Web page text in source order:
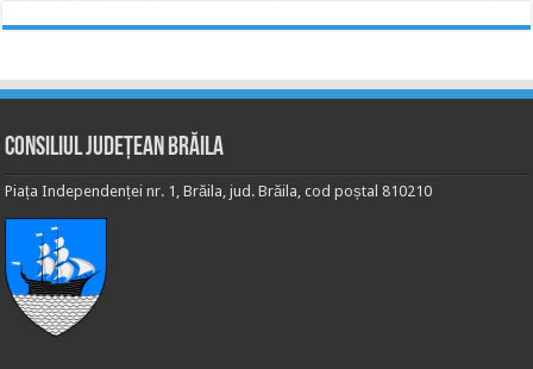
Consiliul Județean Brăila
Piața Independenței nr. 1, Brăila, jud. Brăila, cod poștal 810210